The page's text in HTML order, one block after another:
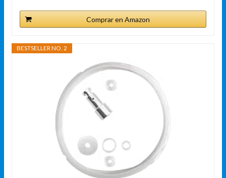
Comprar en Amazon
BESTSELLER NO. 2